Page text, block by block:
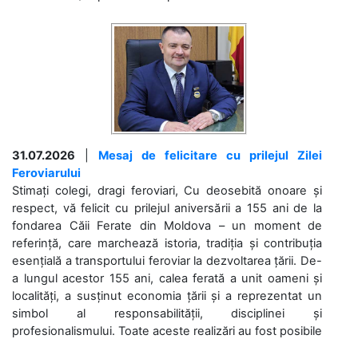
31.07.2026
Mesaj de felicitare cu prilejul Zilei
Feroviarului
Stimați colegi, dragi feroviari, Cu deosebită onoare și
respect, vă felicit cu prilejul aniversării a 155 ani de la
fondarea Căii Ferate din Moldova – un moment de
referință, care marchează istoria, tradiția și contribuția
esențială a transportului feroviar la dezvoltarea țării. De-
a lungul acestor 155 ani, calea ferată a unit oameni și
localități, a susținut economia țării și a reprezentat un
simbol al responsabilității, disciplinei și
profesionalismului. Toate aceste realizări au fost posibile